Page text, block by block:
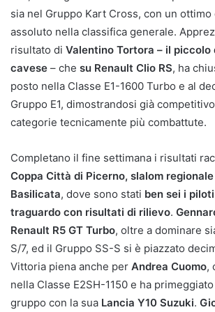
sia nel Gruppo Kart Cross, con un
assoluto nella classifica generale.
risultato di Valentino Tortora – il piccolo
cavese – che su Renault Clio RS, ha
posto nella Classe E1-1600 Turbo e al
Gruppo E1, dimostrandosi già
categorie tecnicamente più combattute.
Completano il fine settimana i risultati
Coppa Città di Picerno, slalom
Basilicata, dove sono stati ben sei i
traguardo con risultati di rilievo.
Renault R5 GT Turbo, oltre a dominare
S/7, ed il Gruppo SS-S si è piazzato
Vittoria piena anche per Andrea Cuomo,
nella Classe E2SH-1150 e ha
gruppo con la sua Lancia Y10 Suzuki.